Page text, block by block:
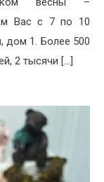
Вас с 7 по 10
дом 1. Более 500
2 тысячи […]